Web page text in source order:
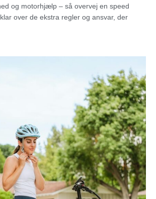
og motorhjælp – så overvej en speed
over de ekstra regler og ansvar, der